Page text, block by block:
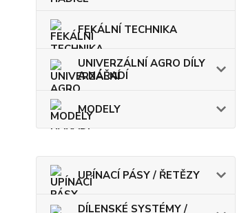
FEKÁLNÍ TECHNIKA
UNIVERZÁLNÍ AGRO DÍLY
A NÁŘADÍ
MODELY
UPÍNACÍ PÁSY / ŘETĚZY
DÍLENSKÉ SYSTÉMY /